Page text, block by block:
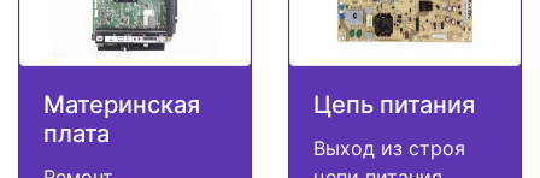
Материнская
плата
Цепь питания
Выход из строя